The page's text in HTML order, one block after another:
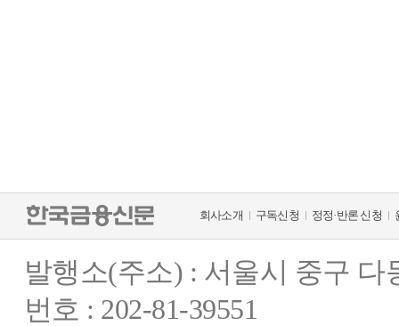
회사소개 구독신청 정정·반론 신청
발행소(주소) : 서울시 중구
번호 : 202-81-39551